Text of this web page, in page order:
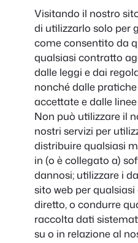
Visitando il nostro
di utilizzarlo solo per
come consentito da
qualsiasi contratto
dalle leggi e dai
nonché dalle
accettate e dalle
Non può utilizzare il
nostri servizi per
distribuire qualsiasi
in (o è collegato a)
dannosi; utilizzare i
sito web per
diretto, o condurre
raccolta dati
su o in relazione al